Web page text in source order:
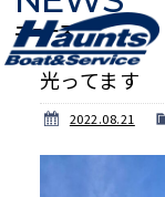
ニュース
光ってます
2022.08.21